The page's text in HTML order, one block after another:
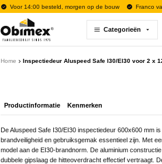
Voor 14:00 besteld, morgen op de bouw Franco
Categorieën
Home Inspectiedeur Aluspeed Safe I30/EI30 voor 2 x
Productinformatie Kenmerken
De Aluspeed Safe I30/EI30 inspectiedeur 600x600 mm
brandveiligheid en gebruiksgemak essentieel zijn. Met
model aan de EI30-brandnorm. De aluminium
dubbele gipslaag de hitteoverdracht effectief vertraagt.